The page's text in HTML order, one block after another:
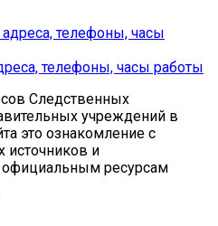
телефоны, часы работы
Следственных
учреждений в
это ознакомление с
источников и
официальным ресурсам